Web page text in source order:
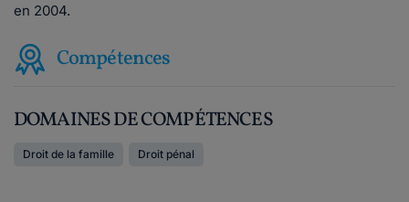
en 2004.
Compétences
DOMAINES DE COMPÉTENCES
Droit de la famille Droit pénal